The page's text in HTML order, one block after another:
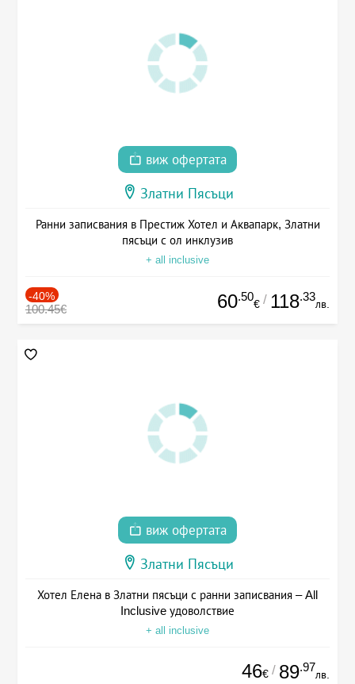
виж офертата
Златни Пясъци
Ранни записвания в Престиж Хотел и Аквапарк, Златни
пясъци с ол инклузив
+ all inclusive
-40%
100.45€ 60.50
€ / 118.33
лв.
виж офертата
Златни Пясъци
Хотел Елена в Златни пясъци с ранни записвания – All
Inclusive удоволствие
+ all inclusive
46€ / 89.97
лв.